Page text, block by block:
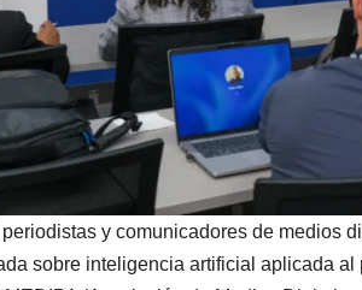
periodistas y comunicadores de medios
sobre inteligencia artificial aplicada